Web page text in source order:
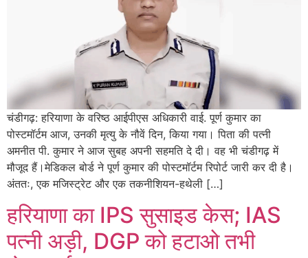
चंडीगढ़: हरियाणा के वरिष्ठ आईपीएस अधिकारी वाई. पूर्ण कुमार का
पोस्टमॉर्टम आज, उनकी मृत्यु के नौवें दिन, किया गया। पिता की पत्नी
अमनीत पी. ​​कुमार ने आज सुबह अपनी सहमति दे दी। वह भी चंडीगढ़ में
मौजूद हैं।मेडिकल बोर्ड ने पूर्ण कुमार की पोस्टमॉर्टम रिपोर्ट जारी कर दी है।
अंततः, एक मजिस्ट्रेट और एक तकनीशियन-हथेली […]
हरियाणा का IPS सुसाइड केस; IAS
पत्नी अड़ी, DGP को हटाओ तभी